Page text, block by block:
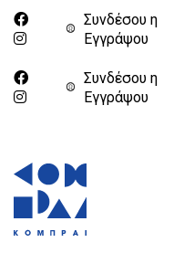
Συνδέσου η
Eγγράψου
Συνδέσου η
Eγγράψου